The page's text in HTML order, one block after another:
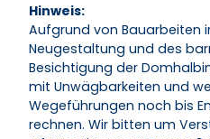
Hinweis:
Aufgrund von Bauarbeiten
Neugestaltung und des
Besichtigung der
mit Unwägbarkeiten und
Wegeführungen noch bis
rechnen. Wir bitten um